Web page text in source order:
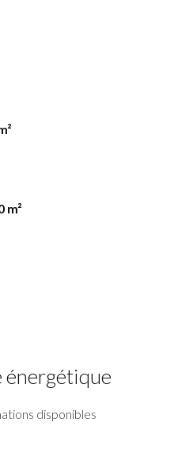
m²
énergétique
disponibles